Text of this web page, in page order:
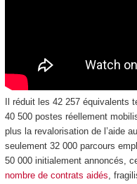
Il réduit les 42 257 équivalents
40 500 postes réellement
plus la revalorisation de l’aide
seulement 32 000 parcours
50 000 initialement annoncés,
nombre de contrats aidés,